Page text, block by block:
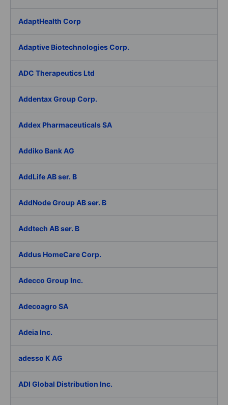
AdaptHealth Corp
Adaptive Biotechnologies Corp.
ADC Therapeutics Ltd
Addentax Group Corp.
Addex Pharmaceuticals SA
Addiko Bank AG
AddLife AB ser. B
AddNode Group AB ser. B
Addtech AB ser. B
Addus HomeCare Corp.
Adecco Group Inc.
Adecoagro SA
Adeia Inc.
adesso K AG
ADI Global Distribution Inc.